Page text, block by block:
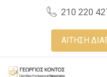
210 220
ΑΙΤΗΣΗ